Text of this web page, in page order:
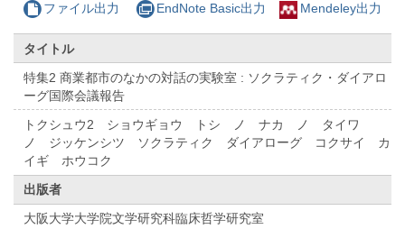
ファイル出力 EndNote Basic出力 Mendeley出力
タイトル
特集2 商業都市のなかの対話の実験室 : ソクラティク・ダイアロ
ーグ国際会議報告
トクシュウ2 ショウギョウ トシ ノ ナカ ノ タイワ
ノ ジッケンシツ ソクラティク ダイアローグ コクサイ カ
イギ ホウコク
出版者
大阪大学大学院文学研究科臨床哲学研究室